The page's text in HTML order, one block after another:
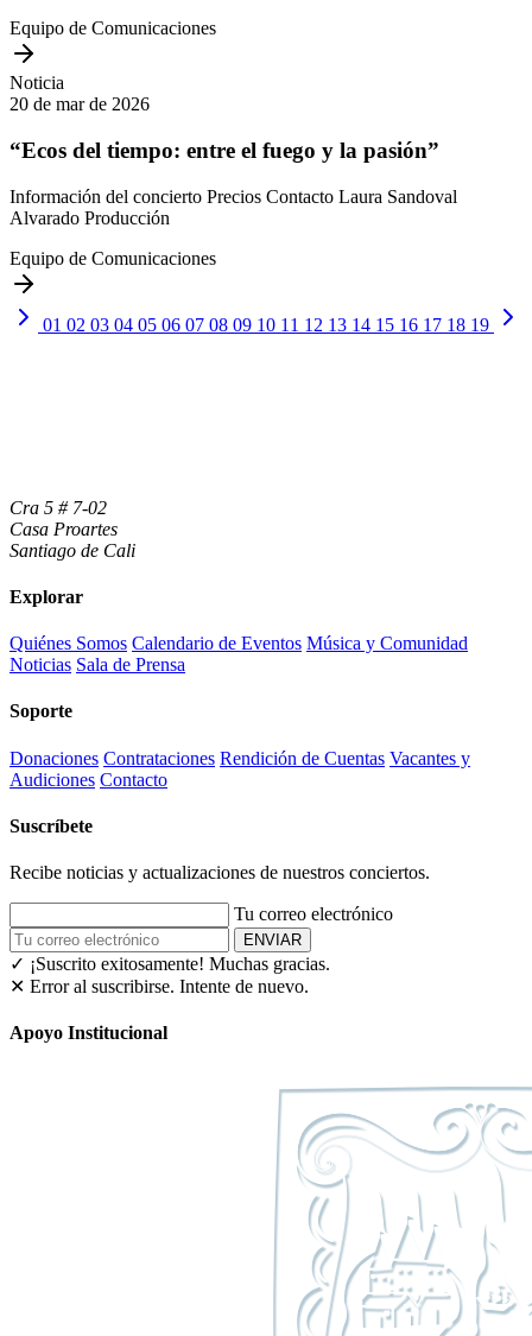
Equipo de Comunicaciones
Noticia
20 de mar de 2026
“Ecos del tiempo: entre el fuego y la pasión”
Información del concierto Precios Contacto Laura Sandoval
Alvarado ​Producción​
Equipo de Comunicaciones
01 02 03 04 05 06 07 08 09 10 11 12 13 14 15 16 17 18 19
Cra 5 # 7-02
Casa Proartes
Santiago de Cali
Explorar
Quiénes Somos Calendario de Eventos Música y Comunidad
Noticias Sala de Prensa
Soporte
Donaciones Contrataciones Rendición de Cuentas Vacantes y
Audiciones Contacto
Suscríbete
Recibe noticias y actualizaciones de nuestros conciertos.
Tu correo electrónico
ENVIAR
✓ ¡Suscrito exitosamente! Muchas gracias.
✕ Error al suscribirse. Intente de nuevo.
Apoyo Institucional